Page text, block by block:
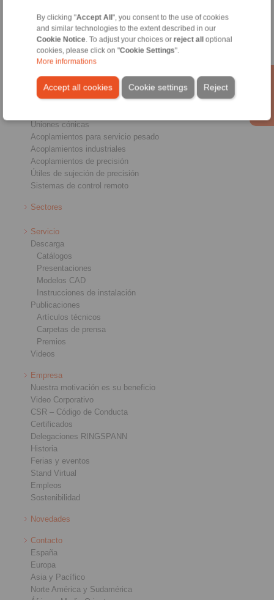
By clicking "Accept All ", you consent to the use of cookies
and similar technologies to the extent described in our
Cookie Notice. To adjust your choices or reject all
optional
cookies, please click on "Cookie Settings".
More informations
Accept all cookies Reject
Cookie settings
Productos
Sumario
Ruedas libres
Uniones cónicas
Acoplamientos para servicio pesado
Acoplamientos industriales
Acoplamientos de precisión
Útiles de sujeción de precisión
Sistemas de control remoto
Sectores
Servicio
Descarga
Catálogos
Presentaciones
Modelos CAD
Instrucciones de instalación
Publicaciones
Artículos técnicos
Carpetas de prensa
Premios
Videos
Empresa
Nuestra motivación es su beneficio
Video Corporativo
CSR – Código de Conducta
Certificados
Delegaciones RINGSPANN
Historia
Ferias y eventos
Stand Virtual
Empleos
Sostenibilidad
Novedades
Contacto
España
Europa
Asia y Pacífico
Norte América y Sudamérica